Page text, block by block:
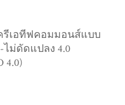
เอทีฟคอมมอนส์แบบ
ม่ดัดแปลง 4.0
4.0)